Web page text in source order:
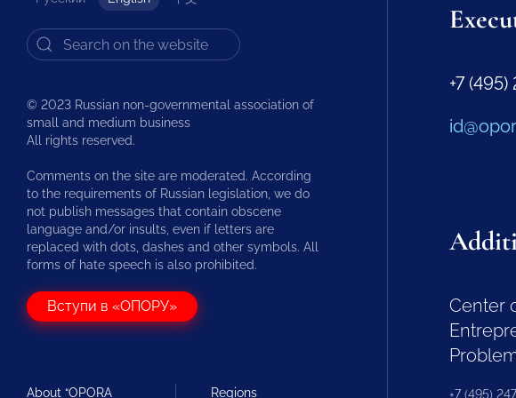
© 2023 Russian non-governmental association of
small and medium business
All rights reserved.
Comments on the site are moderated. According
to the requirements of Russian legislation, we do
not publish messages that contain obscene
language and/or insults, even if letters are
replaced with dots, dashes and other symbols. All
forms of hate speech is also prohibited.
Вступи в «ОПОРУ»
About “OPORA Regions
+7 (495)
Center
+7 (495)